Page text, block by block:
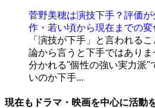
菅野美穂は演技下手？評価
作・若い頃から現在までの変
「演技が下手」と言われる
論から言うと下手ではあり
分かれる"個性の強い実力派"
いのか下手...
現在もドラマ・映画を中心に活動